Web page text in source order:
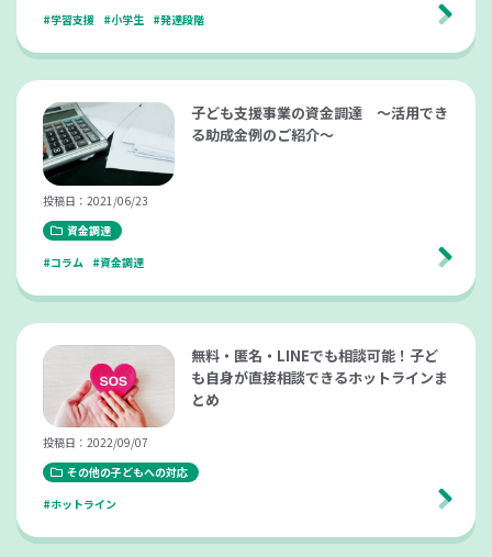
#学習支援
#小学生 #発達段階
子ども支援事業の資金調達 ～活用でき
る助成金例のご紹介～
投稿日：2021/06/23
資金調達
#コラム
#資金調達
無料・匿名・LINEでも相談可能！子ど
も自身が直接相談できるホットラインま
とめ
投稿日：2022/09/07
その他の子どもへの対応
#ホットライン